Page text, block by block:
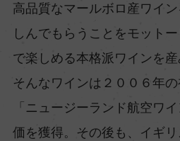
高品質なマールボロ産ワイ
しんでもらうことをモット
で楽しめる本格派ワインを産
そんなワインは２００６年
「ニュージーランド航空ワ
価を獲得。その後も、イギ